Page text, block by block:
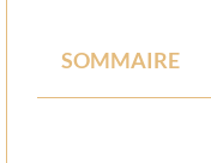
SOMMAIRE